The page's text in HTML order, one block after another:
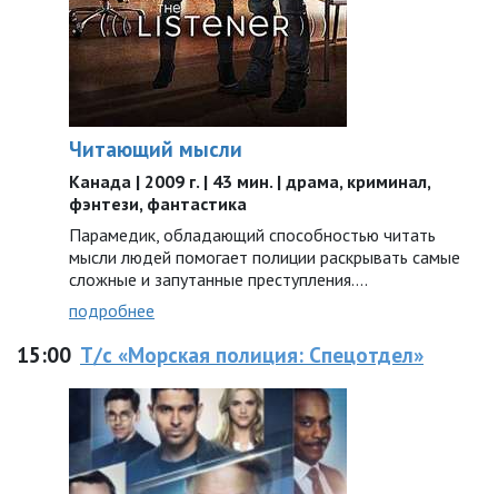
Читающий мысли
Канада | 2009 г. | 43 мин. | драма, криминал,
фэнтези, фантастика
Парамедик, обладающий способностью читать
мысли людей помогает полиции раскрывать самые
сложные и запутанные преступления….
подробнее
15:00 Т/с «Морская полиция: Спецотдел»